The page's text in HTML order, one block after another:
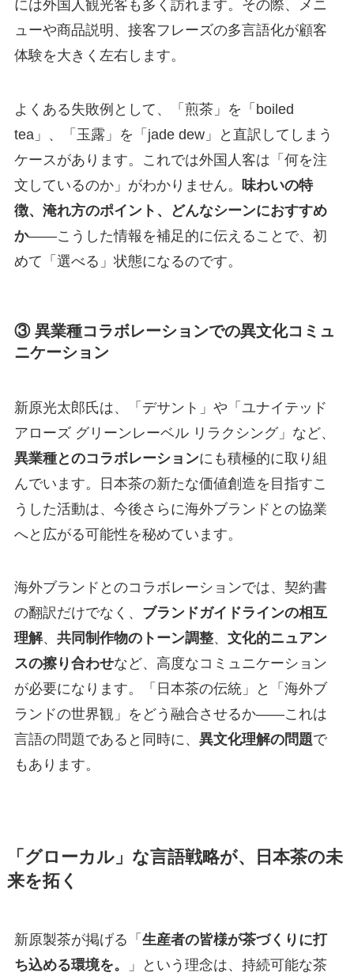
には外国人観光客も多く訪れます。その際、メニ
ューや商品説明、接客フレーズの多言語化が顧客
体験を大きく左右します。
よくある失敗例として、「煎茶」を「boiled
tea」、「玉露」を「jade dew」と直訳してしまう
ケースがあります。これでは外国人客は「何を注
文しているのか」がわかりません。 味わいの特
徴、淹れ方のポイント、どんなシーンにおすすめ
か——こうした情報を補足的に伝えることで、初
めて「選べる」状態になるのです。
③ 異業種コラボレーションでの異文化コミュ
ニケーション
新原光太郎氏は、「デサント」や「ユナイテッド
アローズ グリーンレーベル リラクシング」など、
異業種とのコラボレーションにも積極的に取り組
んでいます。日本茶の新たな価値創造を目指すこ
うした活動は、今後さらに海外ブランドとの協業
へと広がる可能性を秘めています。
海外ブランドとのコラボレーションでは、契約書
の翻訳だけでなく、 ブランドガイドラインの相互
理解、 共同制作物のトーン調整、 文化的ニュアン
スの擦り合わせなど、高度なコミュニケーション
が必要になります。「日本茶の伝統」と「海外ブ
ランドの世界観」をどう融合させるか——これは
言語の問題であると同時に、 異文化理解の問題で
もあります。
「グローカル」な言語戦略が、日本茶の未
来を拓く
新原製茶が掲げる「 生産者の皆様が茶づくりに打
ち込める環境を。
」という理念は、持続可能な茶